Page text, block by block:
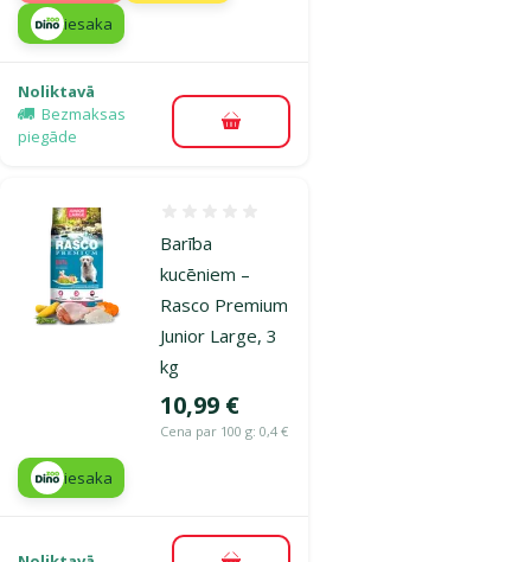
iesaka
Noliktavā
Bezmaksas
piegāde
Pievienot grozam
Barība
kucēniem –
Rasco Premium
Junior Large, 3
kg
Cena
10,99 €
Cena par 100 g: 0,4 €
iesaka